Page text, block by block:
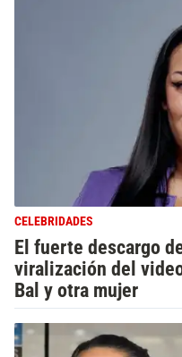
CELEBRIDADES
El fuerte descargo
viralización del
Bal y otra mujer